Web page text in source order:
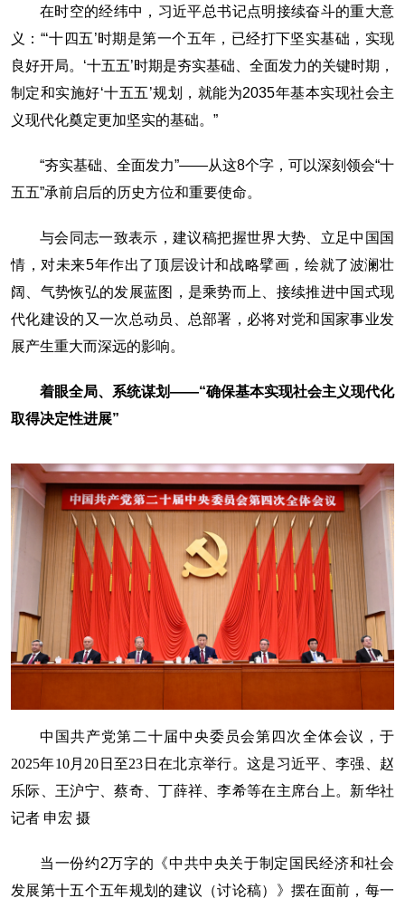
在时空的经纬中，习近平总书记点明接续奋斗的重大意
义：“‘十四五’时期是第一个五年，已经打下坚实基础，实现
良好开局。‘十五五’时期是夯实基础、全面发力的关键时期，
制定和实施好‘十五五’规划，就能为2035年基本实现社会主
义现代化奠定更加坚实的基础。”
“夯实基础、全面发力”——从这8个字，可以深刻领会“十
五五”承前启后的历史方位和重要使命。
与会同志一致表示，建议稿把握世界大势、立足中国国
情，对未来5年作出了顶层设计和战略擘画，绘就了波澜壮
阔、气势恢弘的发展蓝图，是乘势而上、接续推进中国式现
代化建设的又一次总动员、总部署，必将对党和国家事业发
展产生重大而深远的影响。
着眼全局、系统谋划——“确保基本实现社会主义现代化
取得决定性进展”
中国共产党第二十届中央委员会第四次全体会议，于
2025年10月20日至23日在北京举行。这是习近平、李强、赵
乐际、王沪宁、蔡奇、丁薛祥、李希等在主席台上。新华社
记者 申宏 摄
当一份约2万字的《中共中央关于制定国民经济和社会
发展第十五个五年规划的建议（讨论稿）》摆在面前，每一